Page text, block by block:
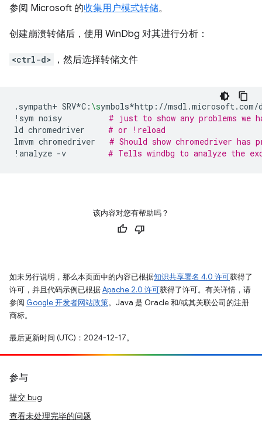
参阅 Microsoft 的收集用户模式转储。
创建崩溃转储后，使用 WinDbg 对其进行分析：
<ctrl-d> ，然后选择转储文件
.sympath+ SRV*C: \symbols*http://msdl.microsoft.com/
!sym noisy
# just to show any problems we
ld chromedriver
# or !reload
lmvm chromedriver
# Should show chromedriver has
!analyze -v # Tells windbg to analyze the
该内容对您有帮助吗？
如未另行说明，那么本页面中的内容已根据知识共享署名 4.0 许可获得了
许可，并且代码示例已根据Apache 2.0 许可获得了许可。有关详情，请
参阅 Google 开发者网站政策。Java 是 Oracle 和/或其关联公司的注册
商标。
最后更新时间 (UTC)：2024-12-17。
参与
提交 bug
查看未处理完毕的问题